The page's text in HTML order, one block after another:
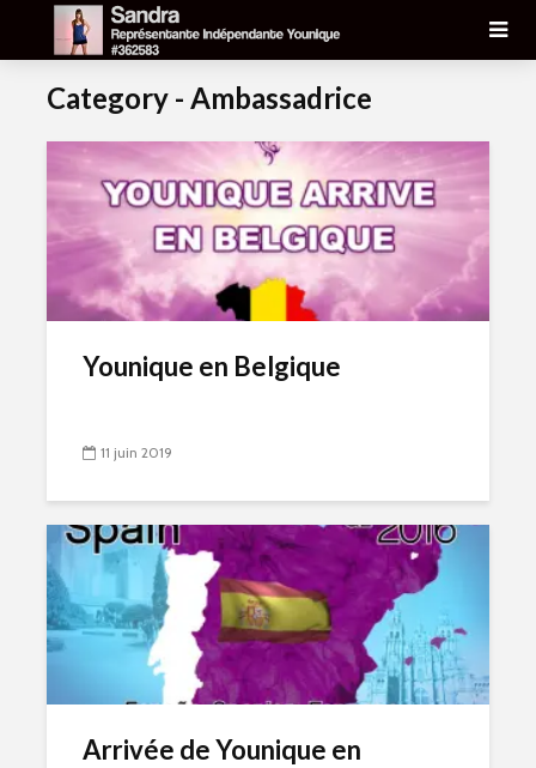
Category - Ambassadrice
Younique en Belgique
11 juin 2019
Arrivée de Younique en